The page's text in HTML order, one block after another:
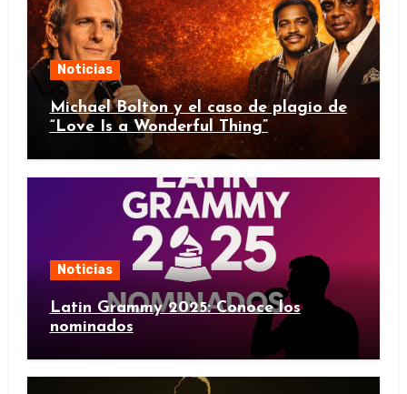
Noticias
Michael Bolton y el caso de plagio de
“Love Is a Wonderful Thing”
Noticias
Latin Grammy 2025: Conoce los
nominados